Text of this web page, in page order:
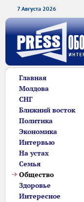
7 Августа 2026
Главная
Молдова
СНГ
Ближний восток
Политика
Экономика
Интервью
На устах
Семья
Общество
Здоровье
Интересное